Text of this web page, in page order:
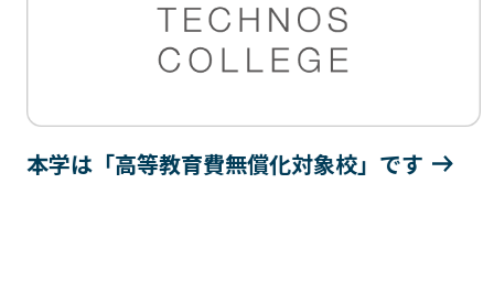
本学は「高等教育費無償化対象校」です